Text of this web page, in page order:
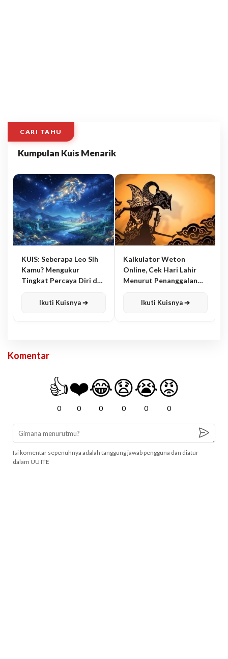
CARI TAHU
Kumpulan Kuis Menarik
KUIS: Seberapa Leo Sih
Kamu? Mengukur
Tingkat Percaya Diri dan
Ikuti Kuisnya ➔
Kalkulator Weton
Online, Cek Hari Lahir
Menurut Penanggalan
Ikuti Kuisnya ➔
Komentar
👍
0
❤️
0
😂
0
😧
0
😭
0
😡
0
Isi komentar sepenuhnya adalah tanggung jawab pengguna dan diatur
dalam UU ITE